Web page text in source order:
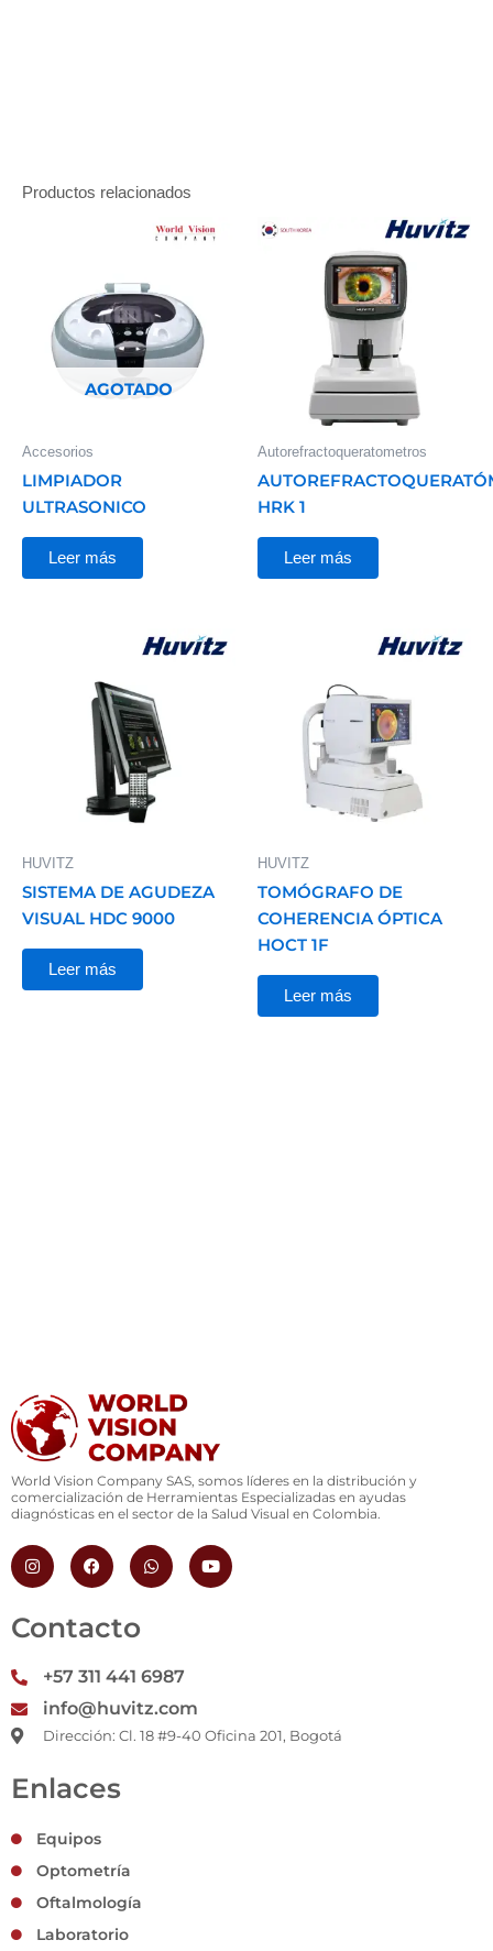
Productos relacionados
AGOTADO
Accesorios
LIMPIADOR
ULTRASONICO
Leer más
Autorefractoqueratometros
HRK 1
Leer más
HUVITZ
SISTEMA DE AGUDEZA
VISUAL HDC 9000
Leer más
HUVITZ
TOMÓGRAFO DE
COHERENCIA ÓPTICA
HOCT 1F
Leer más
World Vision Company SAS, somos líderes en la distribución y
comercialización de Herramientas Especializadas en ayudas
diagnósticas en el sector de la Salud Visual en Colombia.
I
n
s
a
g
m
F
a
c
o
k
W
h
a
p
Y
o
u
Contacto
+57 311 441 6987
info@huvitz.com
Dirección: Cl. 18 #9-40 Oficina 201, Bogotá
Enlaces
Equipos
Optometría
Oftalmología
Laboratorio